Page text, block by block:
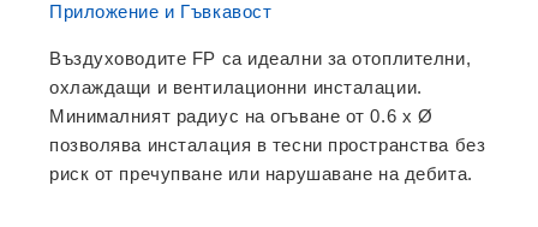
Приложение и Гъвкавост
Въздуховодите FP са идеални за отоплителни,
охлаждащи и вентилационни инсталации.
Минималният радиус на огъване от0.6 x Ø
позволява инсталация в тесни пространства без
риск от пречупване или нарушаване на дебита.